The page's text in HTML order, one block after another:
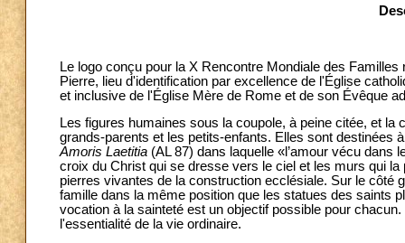
Le logo conçu pour la X Rencontre Mondiale des
Pierre, lieu d'identification par excellence de l'Église
et inclusive de l'Église Mère de Rome et de son Évêque
Les figures humaines sous la coupole, à peine citée, et
grands-parents et les petits-enfants. Elles sont destinées
Amoris Laetitia (AL 87) dans laquelle «l’amour vécu dans
croix du Christ qui se dresse vers le ciel et les murs qui
pierres vivantes de la construction ecclésiale. Sur le côté
famille dans la même position que les statues des saints
vocation à la sainteté est un objectif possible pour
l'essentialité de la vie ordinaire.